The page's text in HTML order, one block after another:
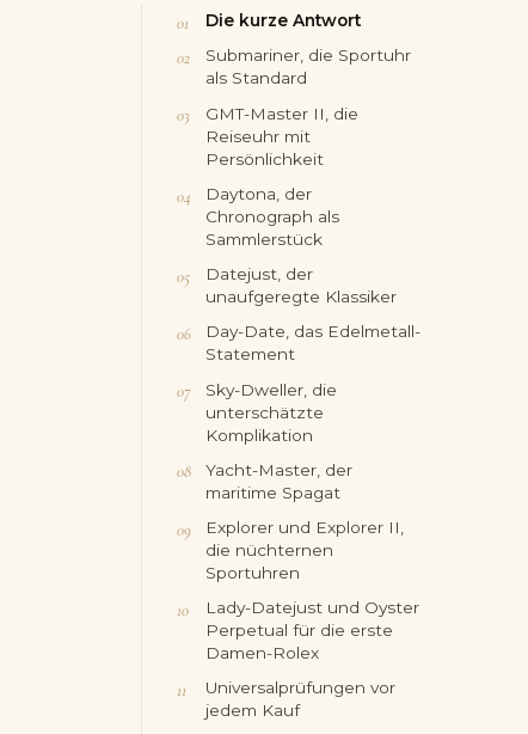
Die kurze Antwort
Submariner, die Sportuhr
als Standard
GMT-Master II, die
Reiseuhr mit
Persönlichkeit
Daytona, der
Chronograph als
Sammlerstück
Datejust, der
unaufgeregte Klassiker
Day-Date, das Edelmetall-
Statement
Sky-Dweller, die
unterschätzte
Komplikation
Yacht-Master, der
maritime Spagat
Explorer und Explorer II,
die nüchternen
Sportuhren
Lady-Datejust und Oyster
Perpetual für die erste
Damen-Rolex
Universalprüfungen vor
jedem Kauf